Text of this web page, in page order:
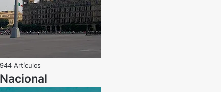
944 Artículos
Nacional